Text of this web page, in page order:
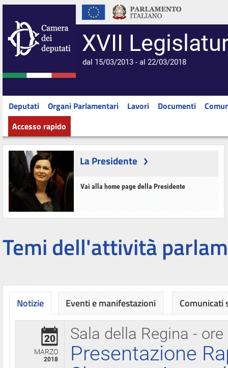
XVII
dal 15/03/2013 - al 22/03/2018
Deputati Organi Parlamentari Lavori Documenti
Accesso rapido
La Presidente
Vai alla home page della Presidente
Temi dell'attività
Notizie
Sala della Regina - ore
20
MARZO
2018
Presentazione
Eventi e manifestazioni Comunicati